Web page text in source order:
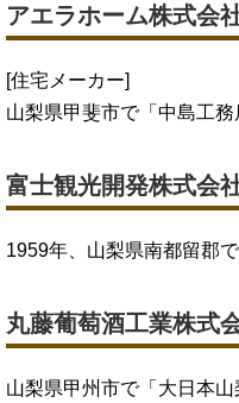
アエラホーム株式会
[住宅メーカー]
山梨県甲斐市で「中島工務
富士観光開発株式会
1959年、山梨県南都留郡
丸藤葡萄酒工業株式
山梨県甲州市で「大日本